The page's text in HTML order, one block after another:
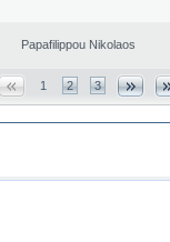
Papafilippou Nikolaos
1 2 3